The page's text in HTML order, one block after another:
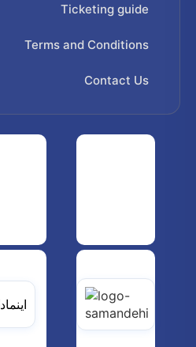
Ticketing guide
Terms and Conditions
Contact Us